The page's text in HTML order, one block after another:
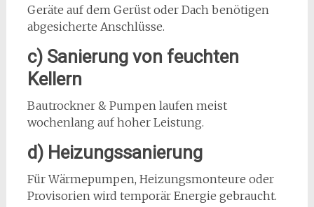
Geräte auf dem Gerüst oder Dach benötigen
abgesicherte Anschlüsse.
c) Sanierung von feuchten
Kellern
Bautrockner & Pumpen laufen meist
wochenlang auf hoher Leistung.
d) Heizungssanierung
Für Wärmepumpen, Heizungsmonteure oder
Provisorien wird temporär Energie gebraucht.